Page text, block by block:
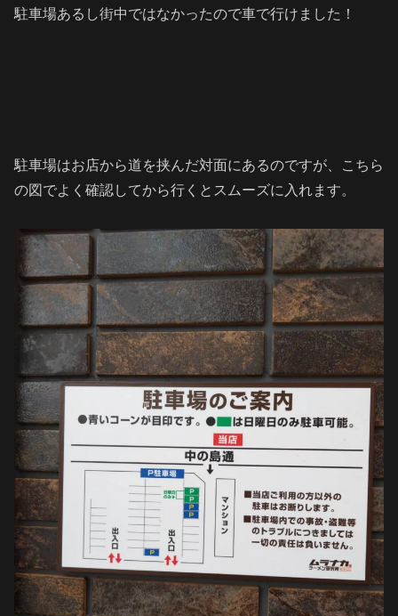
駐車場あるし街中ではなかったので車で行けました！
駐車場はお店から道を挟んだ対面にあるのですが、こちら
の図でよく確認してから行くとスムーズに入れます。